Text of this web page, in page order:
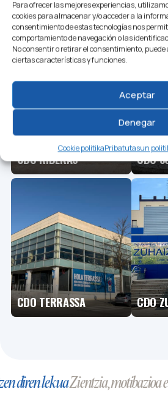
Para ofrecer las mejores experiencias,
cookies para almacenar y/o acceder a la
consentimiento de estas tecnologías nos
comportamiento de navegación o las
No consentir o retirar el consentimiento,
ciertas características y funciones.
Aceptar
Denegar
Cookie politikaPribatutasun
CDO PARC DEL GARRAF
CDO RIBERAS CDO
CDO TERRASSA CDO
lekuaZientzia, motibazioa eta